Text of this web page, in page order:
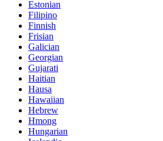
Estonian
Filipino
Finnish
Frisian
Galician
Georgian
Gujarati
Haitian
Hausa
Hawaiian
Hebrew
Hmong
Hungarian